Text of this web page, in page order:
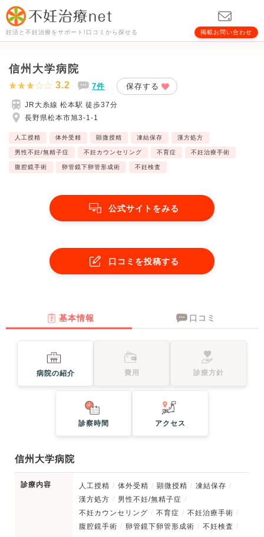
妊活と不妊治療をサポート!口コミから探せる 掲載お問い合わせ
信州大学病院
3.2 7件 保存する
JR大糸線 松本駅 徒歩37分
長野県松本市旭3-1-1
人工授精 体外受精 顕微授精 凍結保存 漢方処方
男性不妊/無精子症 不妊カウンセリング 不育症 不妊治療手術
腹腔鏡手術 卵管鏡下卵管形成術 不妊検査
公式サイトをみる
口コミを投稿する
基本情報 口コミ
病院の紹介 費用 診療方針
診察時間 アクセス
信州大学病院
診療内容 人工授精 体外受精 顕微授精
凍結保存
漢方処方
男性不妊/無精子症
不妊カウンセリング
不育症
不妊治療手術
腹腔鏡手術
卵管鏡下卵管形成術 不妊検査